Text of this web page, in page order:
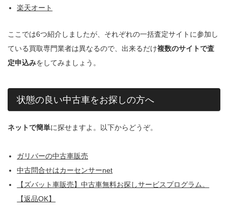
楽天オート
ここでは6つ紹介しましたが、それぞれの一括査定サイトに参加し
ている買取専門業者は異なるので、出来るだけ複数のサイトで査
定申込みをしてみましょう。
状態の良い中古車をお探しの方へ
ネットで簡単に探せますよ。以下からどうぞ。
ガリバーの中古車販売
中古問合せはカーセンサーnet
【ズバット車販売】中古車無料お探しサービスプログラム。
【返品OK】